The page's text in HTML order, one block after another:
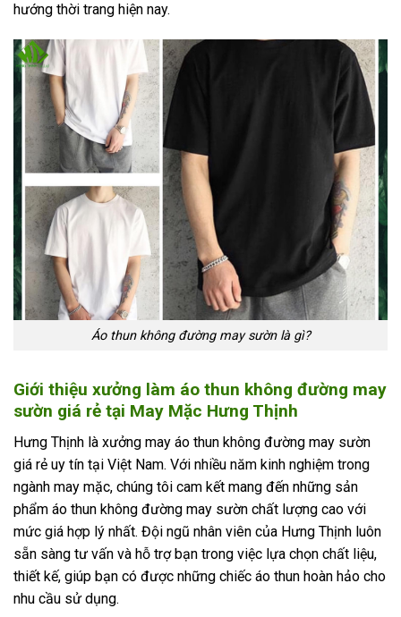
hướng thời trang hiện nay.
Áo thun không đường may sườn là gì?
Giới thiệu xưởng làm áo thun không đường may
sườn giá rẻ tại May Mặc Hưng Thịnh
Hưng Thịnh là xưởng may áo thun không đường may sườn
giá rẻ uy tín tại Việt Nam. Với nhiều năm kinh nghiệm trong
ngành may mặc, chúng tôi cam kết mang đến những sản
phẩm áo thun không đường may sườn chất lượng cao với
mức giá hợp lý nhất. Đội ngũ nhân viên của Hưng Thịnh luôn
sẵn sàng tư vấn và hỗ trợ bạn trong việc lựa chọn chất liệu,
thiết kế, giúp bạn có được những chiếc áo thun hoàn hảo cho
nhu cầu sử dụng.